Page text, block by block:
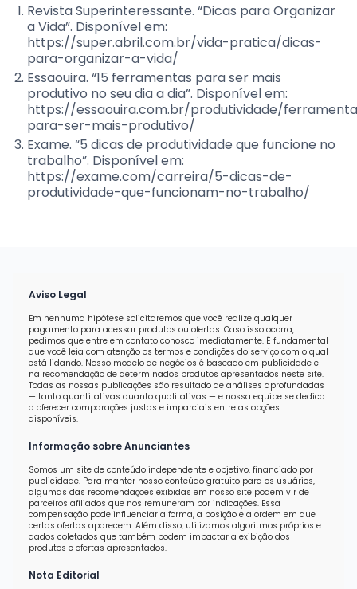
Revista Superinteressante. “Dicas para Organizar
a Vida”. Disponível em:
https://super.abril.com.br/vida-pratica/dicas-
para-organizar-a-vida/
Essaouira. “15 ferramentas para ser mais
produtivo no seu dia a dia”. Disponível em:
https://essaouira.com.br/produtividade/
para-ser-mais-produtivo/
Exame. “5 dicas de produtividade que funcione no
trabalho”. Disponível em:
https://exame.com/carreira/5-dicas-de-
produtividade-que-funcionam-no-trabalho/
Aviso Legal
Em nenhuma hipótese solicitaremos que você realize qualquer
pagamento para acessar produtos ou ofertas. Caso isso ocorra,
pedimos que entre em contato conosco imediatamente. É fundamental
que você leia com atenção os termos e condições do serviço com o qual
está lidando. Nosso modelo de negócios é baseado em publicidade e
na recomendação de determinados produtos apresentados neste site.
Todas as nossas publicações são resultado de análises aprofundadas
— tanto quantitativas quanto qualitativas — e nossa equipe se dedica
a oferecer comparações justas e imparciais entre as opções
disponíveis.
Informação sobre Anunciantes
Somos um site de conteúdo independente e objetivo, financiado por
publicidade. Para manter nosso conteúdo gratuito para os usuários,
algumas das recomendações exibidas em nosso site podem vir de
parceiros afiliados que nos remuneram por indicações. Essa
compensação pode influenciar a forma, a posição e a ordem em que
certas ofertas aparecem. Além disso, utilizamos algoritmos próprios e
dados coletados que também podem impactar a exibição dos
produtos e ofertas apresentados.
Nota Editorial